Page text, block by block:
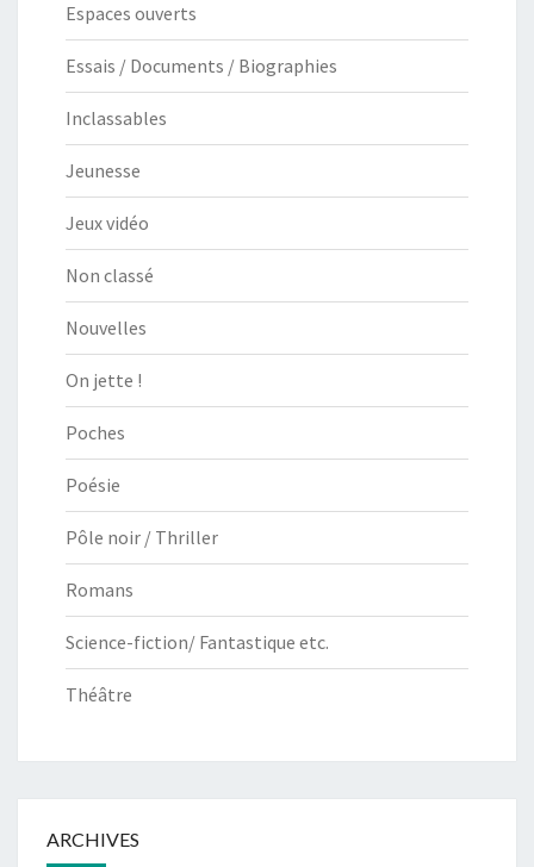
Espaces ouverts
Essais / Documents / Biographies
Inclassables
Jeunesse
Jeux vidéo
Non classé
Nouvelles
On jette !
Poches
Poésie
Pôle noir / Thriller
Romans
Science-fiction/ Fantastique etc.
Théâtre
ARCHIVES